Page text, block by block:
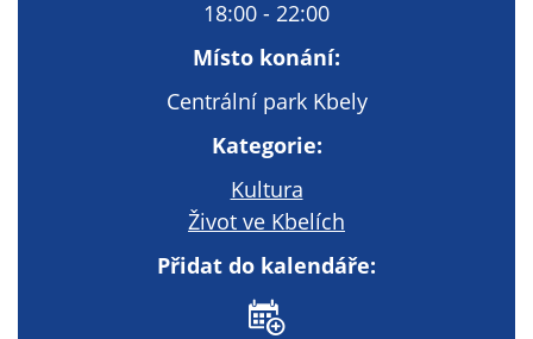
18:00 - 22:00
Místo konání:
Centrální park Kbely
Kategorie:
Kultura
Život ve Kbelích
Přidat do kalendáře:
Technické
Technické
cookies jsou
nezbytné pro
správné
webu a všech
funkcí, které
nabízí.